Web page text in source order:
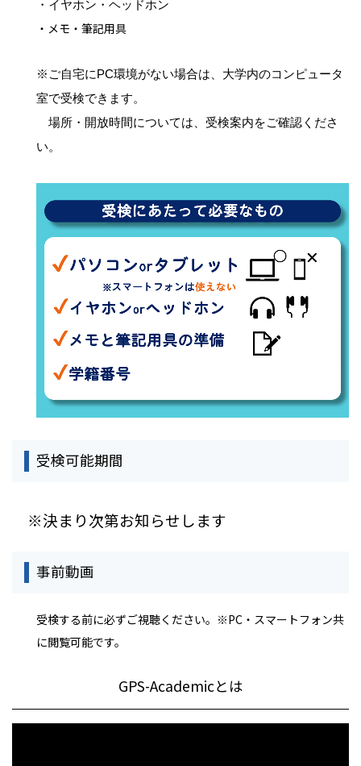
・イヤホン・ヘッドホン
・メモ・筆記用具
※ご自宅にPC環境がない場合は、大学内のコンピュータ
室で受検できます。
場所・開放時間については、受検案内をご確認くださ
い。
受検可能期間
※決まり次第お知らせします
事前動画
受検する前に必ずご視聴ください。※PC・スマートフォン共
に閲覧可能です。
GPS-Academicとは